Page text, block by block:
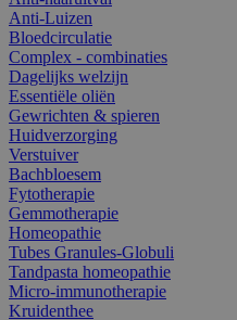
Anti-Luizen
Bloedcirculatie
Complex - combinaties
Dagelijks welzijn
Essentiële oliën
Gewrichten & spieren
Huidverzorging
Verstuiver
Bachbloesem
Fytotherapie
Gemmotherapie
Homeopathie
Tubes Granules-Globuli
Tandpasta homeopathie
Micro-immunotherapie
Kruidenthee